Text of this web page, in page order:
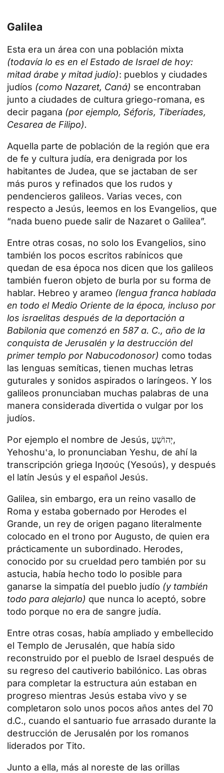
Galilea
Esta era un área con una población mixta
(todavía lo es en el Estado de Israel de hoy:
mitad árabe y mitad judío): pueblos y ciudades
judíos (como Nazaret, Caná) se encontraban
junto a ciudades de cultura griego-romana, es
decir pagana (por ejemplo, Séforis, Tiberíades,
Cesarea de Filipo).
Aquella parte de población de la región que era
de fe y cultura judía, era denigrada por los
habitantes de Judea, que se jactaban de ser
más puros y refinados que los rudos y
pendencieros galileos. Varias veces, con
respecto a Jesús, leemos en los Evangelios, que
“nada bueno puede salir de Nazaret o Galilea”.
Entre otras cosas, no solo los Evangelios, sino
también los pocos escritos rabínicos que
quedan de esa época nos dicen que los galileos
también fueron objeto de burla por su forma de
hablar. Hebreo y arameo (lengua franca hablada
en todo el Medio Oriente de la época, incluso por
los israelitas después de la deportación a
Babilonia que comenzó en 587 a. C., año de la
conquista de Jerusalén y la destrucción del
primer templo por Nabucodonosor) como todas
las lenguas semíticas, tienen muchas letras
guturales y sonidos aspirados o laríngeos. Y los
galileos pronunciaban muchas palabras de una
manera considerada divertida o vulgar por los
judíos.
Por ejemplo el nombre de Jesús, יְהוֹשֻׁעַ,
Yehoshu‛a, lo pronunciaban Yeshu, de ahí la
transcripción griega Ιησούς (Yesoús), y después
el latín Jesús y el español Jesús.
Galilea, sin embargo, era un reino vasallo de
Roma y estaba gobernado por Herodes el
Grande, un rey de origen pagano literalmente
colocado en el trono por Augusto, de quien era
prácticamente un subordinado. Herodes,
conocido por su crueldad pero también por su
astucia, había hecho todo lo posible para
ganarse la simpatía del pueblo judío (y también
todo para alejarlo) que nunca lo aceptó, sobre
todo porque no era de sangre judía.
Entre otras cosas, había ampliado y embellecido
el Templo de Jerusalén, que había sido
reconstruido por el pueblo de Israel después de
su regreso del cautiverio babilónico. Las obras
para completar la estructura aún estaban en
progreso mientras Jesús estaba vivo y se
completaron solo unos pocos años antes del 70
d.C., cuando el santuario fue arrasado durante la
destrucción de Jerusalén por los romanos
liderados por Tito.
Junto a ella, más al noreste de las orillas